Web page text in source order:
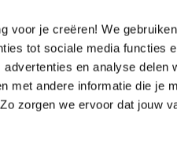
voor je creëren! We
tot sociale media functies
en analyse delen
met andere informatie die je
zorgen we ervoor dat jouw